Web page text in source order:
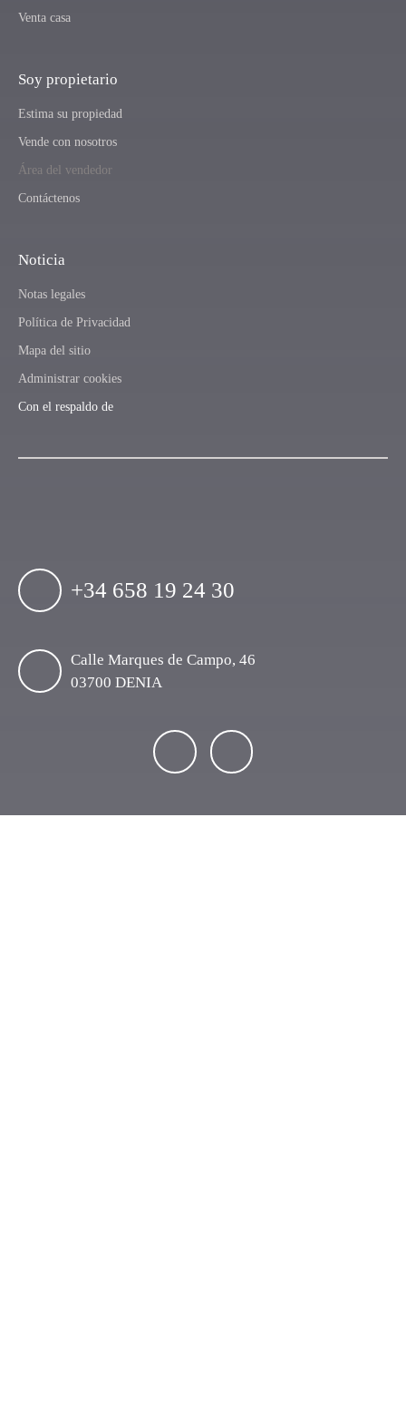
Venta casa
Soy propietario
Estima su propiedad
Vende con nosotros
Área del vendedor
Contáctenos
Noticia
Notas legales
Política de Privacidad
Mapa del sitio
Administrar cookies
Con el respaldo de
+34 658 19 24 30
Calle Marques de Campo, 46
03700 DENIA